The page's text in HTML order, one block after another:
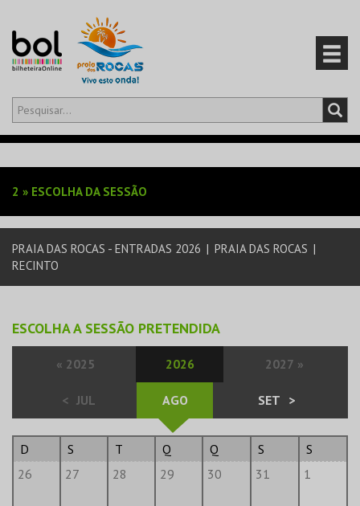
Olá,iniciar sessão
EVENTOS
CARTÕES
2 » ESCOLHA DA SESSÃO
PRAIA DAS ROCAS - ENTRADAS 2026 | PRAIA DAS ROCAS |
RECINTO
ESCOLHA A SESSÃO PRETENDIDA
« 2025 2026 2027 »
< JUL AGO SET >
D S T Q Q S
S
26
27 28 29 30 31 1